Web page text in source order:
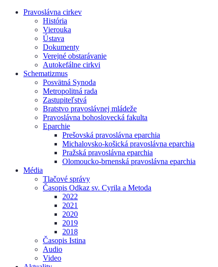
Pravoslávna cirkev
História
Vierouka
Ústava
Dokumenty
Verejné obstarávanie
Autokefálne cirkvi
Schematizmus
Posvätná Synoda
Metropolitná rada
Zastupiteľstvá
Bratstvo pravoslávnej mládeže
Pravoslávna bohoslovecká fakulta
Eparchie
Prešovská pravoslávna eparchia
Michalovsko-košická pravoslávna eparchia
Pražská pravoslávna eparchia
Olomoucko-brnenská pravoslávna eparchia
Média
Tlačové správy
Časopis Odkaz sv. Cyrila a Metoda
2022
2021
2020
2019
2018
Časopis Istina
Audio
Video